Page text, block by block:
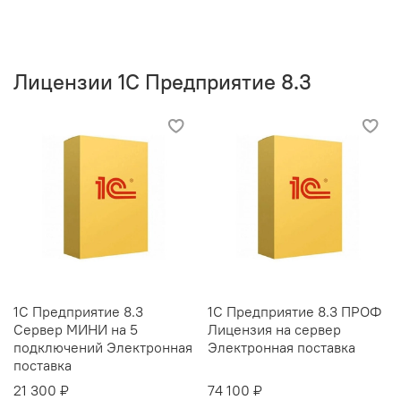
Лицензии 1С Предприятие 8.3
1С Предприятие 8.3
Сервер МИНИ на 5
подключений Электронная
поставка
21 300 ₽
1С Предприятие 8.3 ПРОФ
Лицензия на сервер
Электронная поставка
74 100 ₽